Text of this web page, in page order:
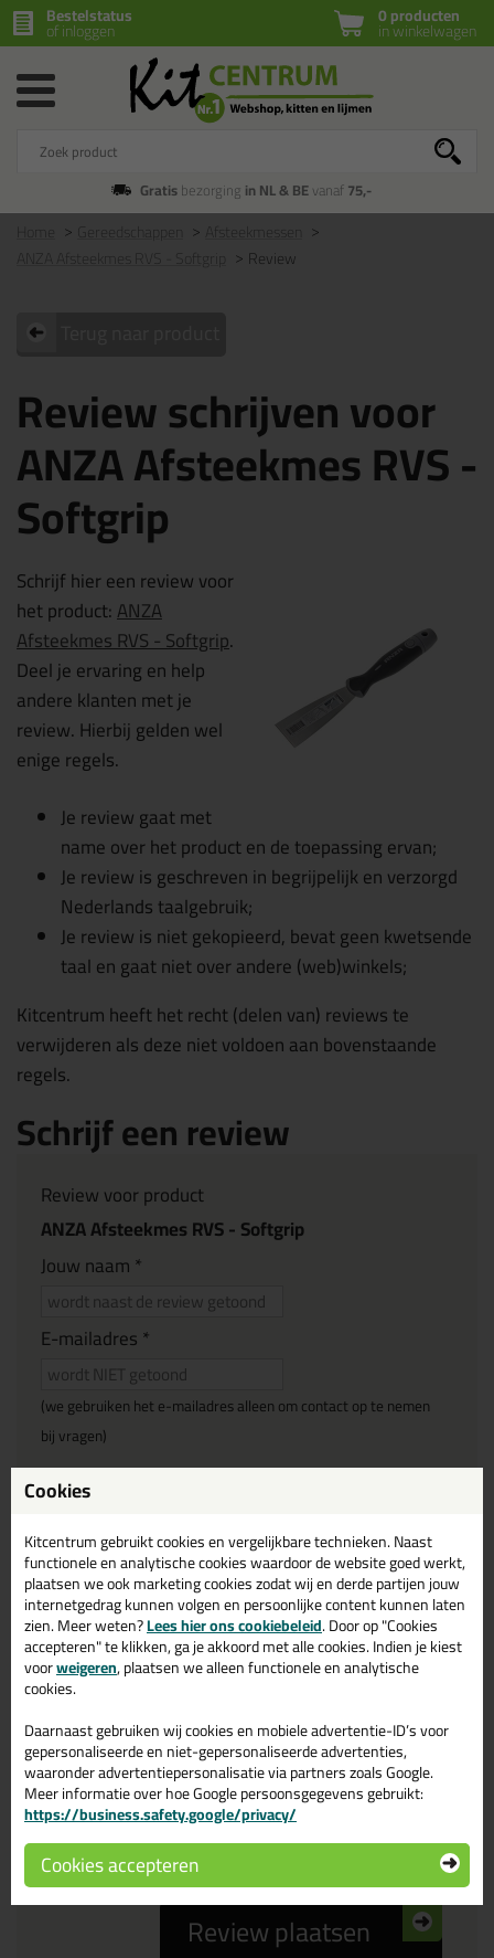
0 producten
in winkelwagen
Bestelstatus
of inloggen
Gratisbezorging in NL & BEvanaf75,-
Afsteekmessen
ANZA Afsteekmes RVS - Softgrip
Review
Review schrijven voor
ANZA Afsteekmes RVS -
Softgrip
Schrijf hier een review voor
het product:ANZA
Afsteekmes RVS - Softgrip.
Deel je ervaring en help
andere klanten met je
review. Hierbij gelden wel
enige regels.
Je review gaat met
name over het product en de toepassing ervan;
Je review is geschreven in begrijpelijk en verzorgd
Nederlands taalgebruik;
Je review is niet gekopieerd, bevat geen kwetsende
taal en gaat niet over andere (web)winkels;
Kitcentrum heeft het recht (delen van) reviews te
verwijderen als deze niet voldoen aan bovenstaande
regels.
Schrijf een review
Review voor product
ANZA Afsteekmes RVS - Softgrip
Jouw naam *
E-mailadres *
(we gebruiken het e-mailadres alleen om contact op te nemen
bij vragen)
Reviewtitel *
Je ervaring
Beoordeling
Zou jij dit product aanbevelen bij anderen?
ja
nee
Review plaatsen
Cookies
Kitcentrum gebruikt cookies en vergelijkbare technieken. Naast
functionele en analytische cookies waardoor de website goed werkt,
plaatsen we ook marketing cookies zodat wij en derde partijen jouw
internetgedrag kunnen volgen en persoonlijke content kunnen laten
zien. Meer weten?Lees hier ons cookiebeleid. Door op "Cookies
accepteren" te klikken, ga je akkoord met alle cookies. Indien je kiest
voorweigeren, plaatsen we alleen functionele en analytische
cookies.
Daarnaast gebruiken wij cookies en mobiele advertentie-ID’s voor
gepersonaliseerde en niet-gepersonaliseerde advertenties,
waaronder advertentiepersonalisatie via partners zoals Google.
Meer informatie over hoe Google persoonsgegevens gebruikt:
https://business.safety.google/privacy/
Cookies accepteren